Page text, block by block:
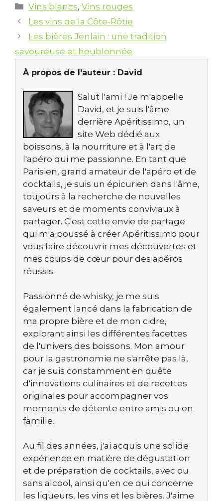
Ardèche
Catégories
Vins blancs,Vins rouges
Les vins de la Côte-Rôtie
Les bières Jenlain : une tradition
savoureuse et houblonnée
À propos de l'auteur : David
Salut l'ami ! Je m'appelle
David, et je suis l'âme
derrière Apéritissimo, un
site Web dédié aux
boissons, à la nourriture et à l'art de
l'apéro qui me passionne. En tant que
Parisien, grand amateur de l'apéro et de
cocktails, je suis un épicurien dans l'âme,
toujours à la recherche de nouvelles
saveurs et de moments conviviaux à
partager. C'est cette envie de partage
qui m'a poussé à créer Apéritissimo pour
vous faire découvrir mes découvertes et
mes coups de cœur pour des apéros
réussis.
Passionné de whisky, je me suis
également lancé dans la fabrication de
ma propre bière et de mon cidre,
explorant ainsi les différentes facettes
de l'univers des boissons. Mon amour
pour la gastronomie ne s'arrête pas là,
car je suis constamment en quête
d'innovations culinaires et de recettes
originales pour accompagner vos
moments de détente entre amis ou en
famille.
Au fil des années, j'ai acquis une solide
expérience en matière de dégustation
et de préparation de cocktails, avec ou
sans alcool, ainsi qu'en ce qui concerne
les liqueurs, les vins et les bières. J'aime